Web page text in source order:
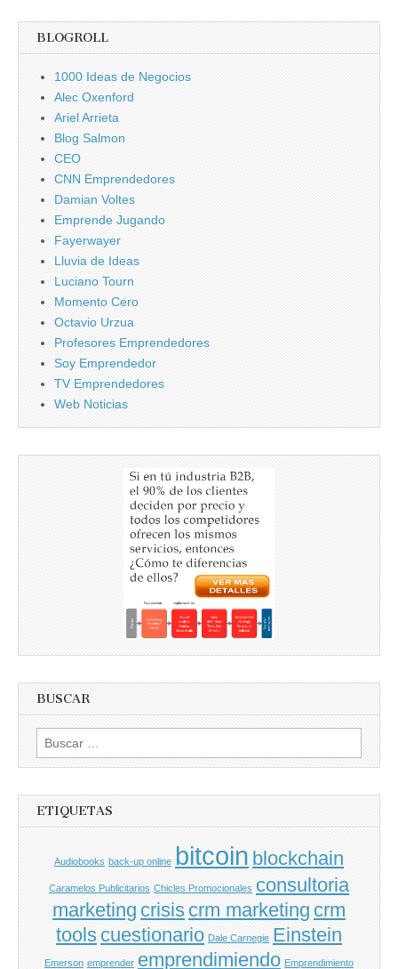
BLOGROLL
1000 Ideas de Negocios
Alec Oxenford
Ariel Arrieta
Blog Salmon
CEO
CNN Emprendedores
Damian Voltes
Emprende Jugando
Fayerwayer
Lluvia de Ideas
Luciano Tourn
Momento Cero
Octavio Urzua
Profesores Emprendedores
Soy Emprendedor
TV Emprendedores
Web Noticias
BUSCAR
Buscar
por:
ETIQUETAS
Audiobooks back-up online bitcoin blockchain
Caramelos Publicitarios Chicles Promocionales consultoria
marketing crisis crm marketing crm
tools cuestionario Dale Carnegie Einstein
Emerson emprender emprendimiendo Emprendimiento